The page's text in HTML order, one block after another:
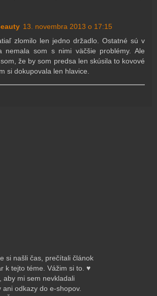
13. novembra 2013 o 17:15
zlomilo len jedno držadlo. Ostatné sú v
nemala som s nimi väčšie problémy. Ale
že by som predsa len skúsila to kovové
si dokupovala len hlavice.
si našli čas, prečítali článok
k tejto téme. Vážim si to. ♥
aby mi sem nevkladali
odkazy do e-shopov.